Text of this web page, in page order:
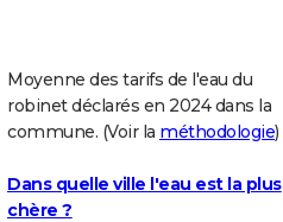
Moyenne des tarifs de l'eau du
robinet déclarés en 2024 dans la
commune. (Voir la méthodologie)
Dans quelle ville l'eau est la plus
chère ?